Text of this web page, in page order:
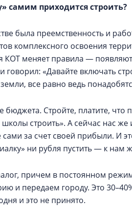
самим приходится строить?
была преемственность и
комплексного освоения
КОТ меняет правила —
«Давайте включать
все равно ведь
Стройте, платите,
строить». А сейчас нас
сами за счет своей прибыли. И
ни рубля пустить — к нам
причем в постоянном
и передаем городу. Это
и это не принято.